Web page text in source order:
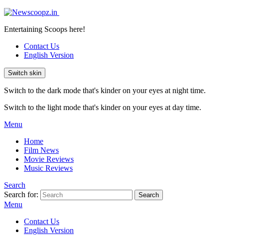
Entertaining Scoops here!
Contact Us
English Version
Switch skin
Switch to the dark mode that's kinder on your eyes at night time.
Switch to the light mode that's kinder on your eyes at day time.
Menu
Home
Film News
Movie Reviews
Music Reviews
Search
Search for:
Search
Menu
Contact Us
English Version